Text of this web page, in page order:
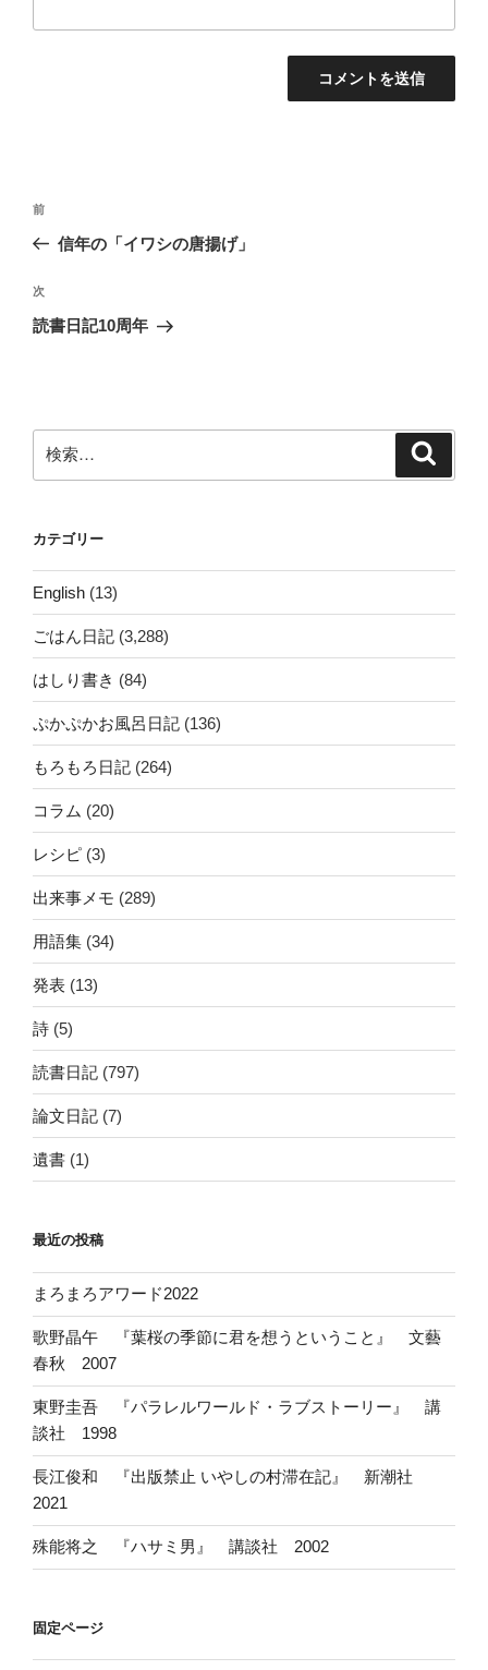
投
ビ
ゲ
ン
前
の
稿
前
信年の「イワシの唐揚げ」
次
の
次
読書日記10周年
索:
カテゴリー
English (13)
ごはん日記 (3,288)
はしり書き (84)
ぷかぷかお風呂日記 (136)
もろもろ日記 (264)
コラム (20)
レシピ (3)
出来事メモ (289)
用語集 (34)
発表 (13)
詩 (5)
読書日記 (797)
論文日記 (7)
遺書 (1)
最近の投稿
まろまろアワード2022
歌野晶午 『葉桜の季節に君を想うということ』 文藝
春秋 2007
東野圭吾 『パラレルワールド・ラブストーリー』 講
談社 1998
長江俊和 『出版禁止 いやしの村滞在記』 新潮社
2021
殊能将之 『ハサミ男』 講談社 2002
固定ページ